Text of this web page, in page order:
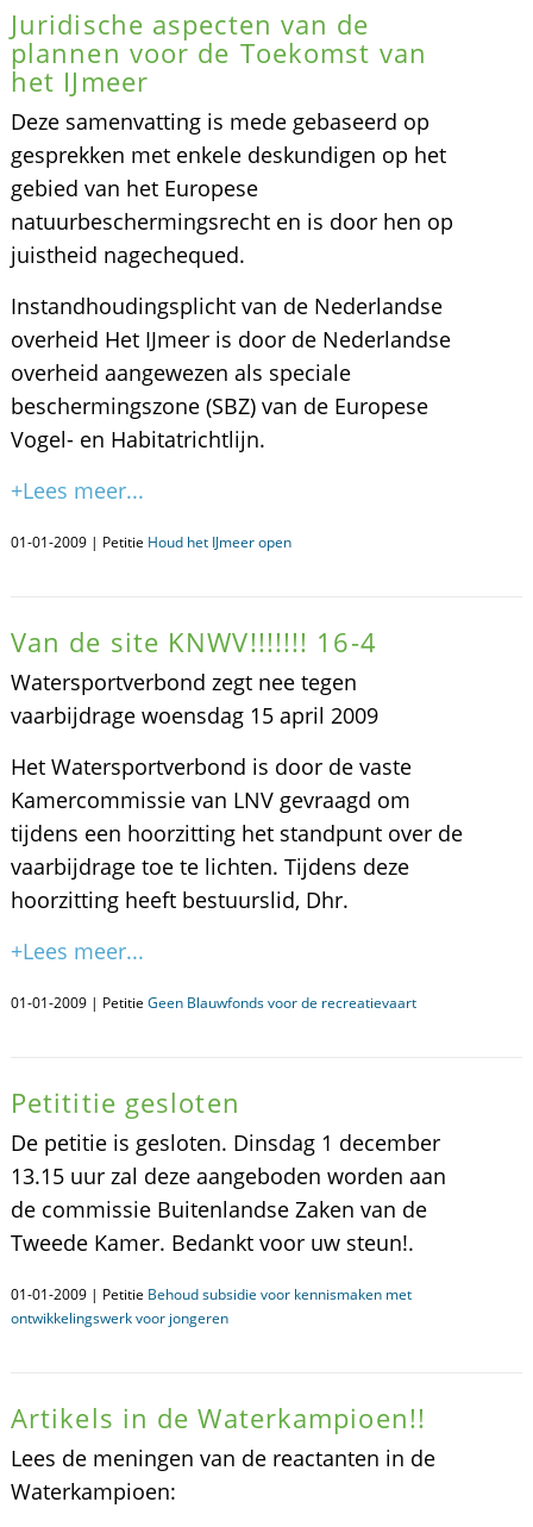
Juridische aspecten van de
plannen voor de Toekomst van
het IJmeer
Deze samenvatting is mede gebaseerd op
gesprekken met enkele deskundigen op het
gebied van het Europese
natuurbeschermingsrecht en is door hen op
juistheid nagechequed.
Instandhoudingsplicht van de Nederlandse
overheid Het IJmeer is door de Nederlandse
overheid aangewezen als speciale
beschermingszone (SBZ) van de Europese
Vogel- en Habitatrichtlijn.
+Lees meer...
01-01-2009 | Petitie Houd het IJmeer open
Van de site KNWV!!!!!!! 16-4
Watersportverbond zegt nee tegen
vaarbijdrage woensdag 15 april 2009
Het Watersportverbond is door de vaste
Kamercommissie van LNV gevraagd om
tijdens een hoorzitting het standpunt over de
vaarbijdrage toe te lichten. Tijdens deze
hoorzitting heeft bestuurslid, Dhr.
+Lees meer...
01-01-2009 | Petitie Geen Blauwfonds voor de recreatievaart
Petititie gesloten
De petitie is gesloten. Dinsdag 1 december
13.15 uur zal deze aangeboden worden aan
de commissie Buitenlandse Zaken van de
Tweede Kamer. Bedankt voor uw steun!.
01-01-2009 | Petitie Behoud subsidie voor kennismaken met
ontwikkelingswerk voor jongeren
Artikels in de Waterkampioen!!
Lees de meningen van de reactanten in de
Waterkampioen: